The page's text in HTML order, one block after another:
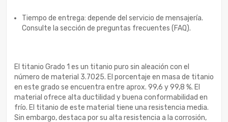
Tiempo de entrega: depende del servicio de mensajería.
Consulte la sección de preguntas frecuentes (FAQ).
El titanio Grado 1 es un titanio puro sin aleación con el
número de material 3.7025. El porcentaje en masa de titanio
en este grado se encuentra entre aprox. 99,6 y 99,8 %. El
material ofrece alta ductilidad y buena conformabilidad en
frío. El titanio de este material tiene una resistencia media.
Sin embargo, destaca por su alta resistencia a la corrosión,